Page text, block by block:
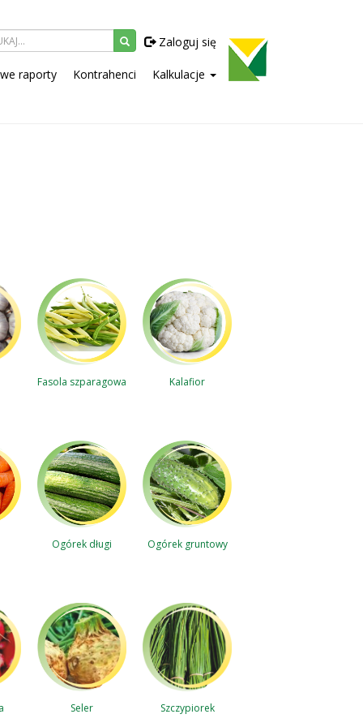
Zaloguj się
raporty Kontrahenci Kalkulacje
Fasola szparagowa Kalafior
Ogórek długi Ogórek gruntowy
Seler Szczypiorek